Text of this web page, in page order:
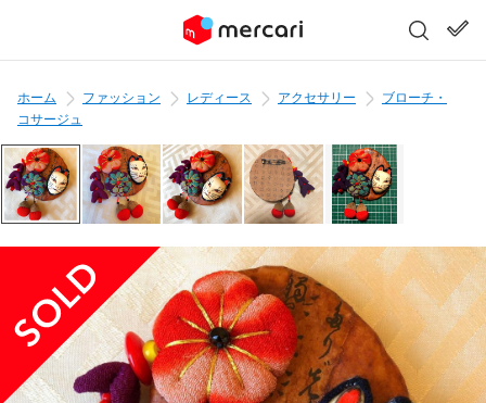
ホーム ファッション レディース アクセサリー
ブローチ・
コサージュ